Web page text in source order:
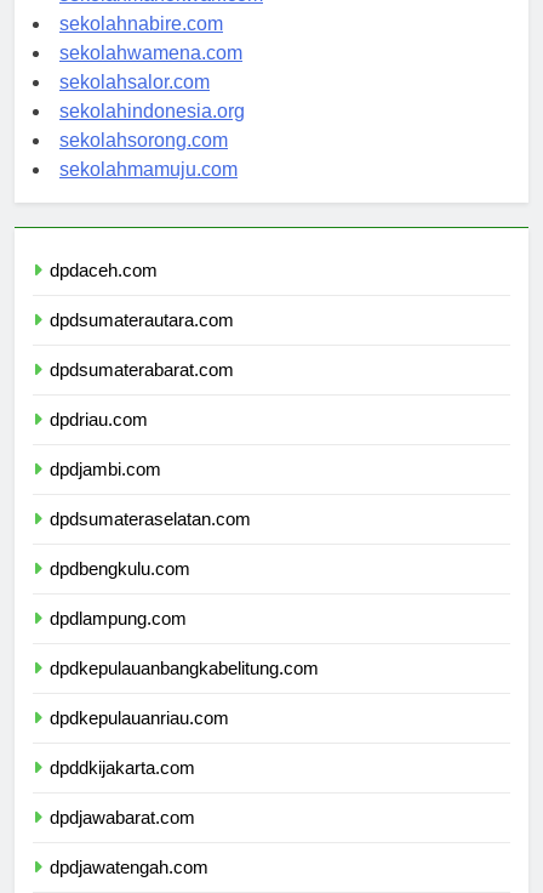
sekolahmanokwari.com
sekolahnabire.com
sekolahwamena.com
sekolahsalor.com
sekolahindonesia.org
sekolahsorong.com